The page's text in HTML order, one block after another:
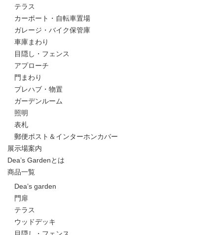
テラス
カーポート・自転車置場
ガレージ・バイク保管庫
車庫まわり
目隠し・フェンス
アプローチ
門まわり
プレハブ・物置
ガーデンルーム
照明
表札
郵便ポスト＆インターホンカバー
展示場案内
Dea’s Gardenとは
商品一覧
Dea’s garden
門扉
テラス
ウッドデッキ
目隠し・フェンス